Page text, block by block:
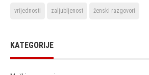
vrijednosti zaljubljenost ženski razgovori
KATEGORIJE